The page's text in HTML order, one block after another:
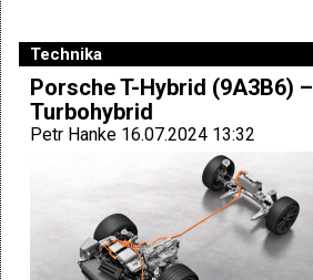
Technika
Porsche T-Hybrid (9A3B6) –
Turbohybrid
Petr Hanke 16.07.2024 13:32